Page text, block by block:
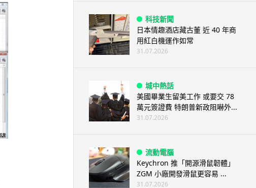
科技新聞
日本情趣酒店藏古董 近 40 年商
用紅白機運作如常
31.07.2026
城中熱話
美國畢業生留美工作 或要交 78
萬元簽證費 特朗普新政阻嚇外...
31.07.2026
流動電腦
Keychron 推「開源滑鼠韌體」
ZGM 小廠開發滑鼠更容易 ...
31.07.2026